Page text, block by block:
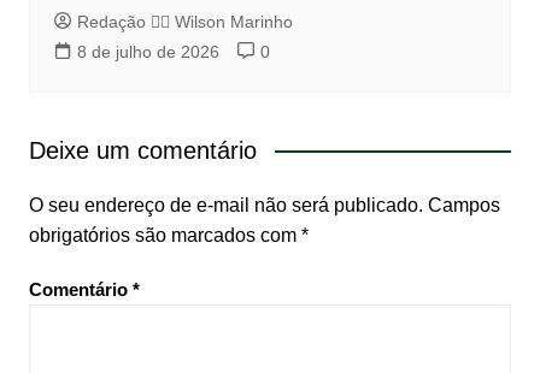
Redação 👨‍⚖️​ Wilson Marinho
8 de julho de 2026
0
Deixe um comentário
O seu endereço de e-mail não será publicado. Campos
obrigatórios são marcados com *
Comentário *